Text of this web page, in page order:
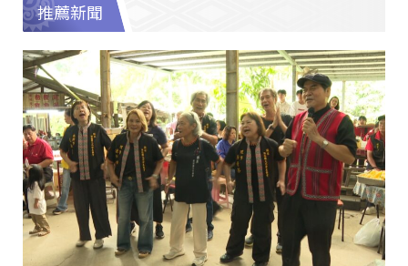
推薦新聞